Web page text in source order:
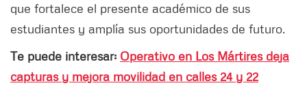
que fortalece el presente académico de sus
estudiantes y amplía sus oportunidades de futuro.
Te puede interesar: Operativo en Los Mártires deja
capturas y mejora movilidad en calles 24 y 22